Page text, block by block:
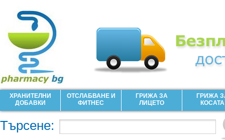
ХРАНИТЕЛНИ
ДОБАВКИ
ОТСЛАБВАНЕ И
ФИТНЕС
ГРИЖА ЗА
ЛИЦЕТО
ГРИЖА
КОСАТА
Търсене: